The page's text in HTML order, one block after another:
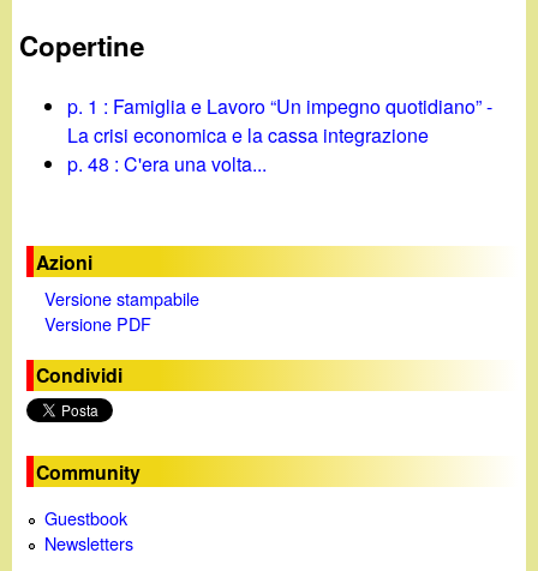
Copertine
p. 1 : Famiglia e Lavoro “Un impegno quotidiano” -
La crisi economica e la cassa integrazione
p. 48 : C'era una volta...
Azioni
Versione stampabile
Versione PDF
Condividi
Community
Guestbook
Newsletters